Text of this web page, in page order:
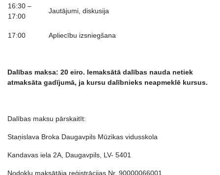
16:30 –
17:00
Jautājumi, diskusija
17:00 Apliecību izsniegšana
Dalības maksa: 20 eiro. Iemaksātā dalības nauda netiek
atmaksāta gadījumā, ja kursu dalībnieks neapmeklē kursus.
Dalības maksu pārskaitīt:
Staņislava Broka Daugavpils Mūzikas vidusskola
Kandavas iela 2A, Daugavpils, LV- 5401
Nodokļu maksātāja reģistrācijas Nr. 90000066001